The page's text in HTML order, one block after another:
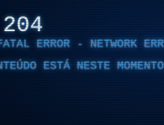
204
ERROR - NETWORK
ESTÁ NESTE